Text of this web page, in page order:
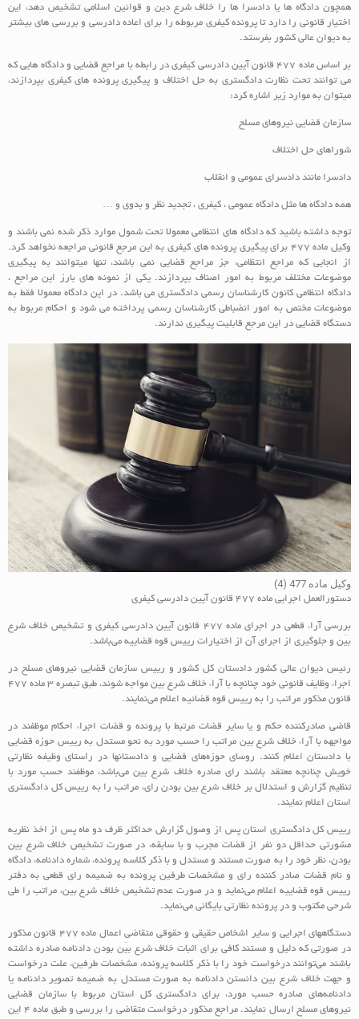
همچون دادگاه ها یا دادسرا ها را خلاف شرع دین و قوانین اسلامی تشخیص دهد، این
اختیار قانونی را دارد تا پرونده کیفری مربوطه را برای اعاده دادرسی و بررسی های بیشتر
به دیوان عالی کشور بفرستد.
بر اساس ماده 477 قانون آیین دادرسی کیفری در رابطه با مراجع قضایی و دادگاه هایی که
می توانند تحت نظارت دادگستری به حل اختلاف و پیگیری پرونده های کیفری بپردازند،
میتوان به موارد زیر اشاره کرد:
سازمان قضایی نیروهای مسلح
شوراهای حل اختلاف
دادسرا مانند دادسرای عمومی و انقلاب
همه دادگاه ها مثل دادگاه عمومی ، کیفری ، تجدید نظر و بدوی و …
توجه داشته باشید که دادگاه های انتظامی معمولا تحت شمول موارد ذکر شده نمی باشند و
وکیل ماده 477 برای پیگیری پرونده های کیفری به این مرجع قانونی مراجعه نخواهد کرد.
از انجایی که مراجع انتظامی، جز مراجع قضایی نمی باشند، تنها میتوانند به پیگیری
موضوعات مختلف مربوط به امور اصناف بپردازند. یکی از نمونه های بارز این مراجع ،
دادگاه انتظامی کانون کارشناسان رسمی دادگستری می باشد. در این دادگاه معمولا فقط به
موضوعات مختص به امور انضباطی کارشناسان رسمی پرداخته می شود و احکام مربوط به
دستگاه قضایی در این مرجع قابلیت پیگیری ندارند.
وکیل ماده 477 (4)
دستورالعمل اجرایی ماده ۴۷۷ قانون آیین دادرسی کیفری
بررسی آراء قطعی در اجرای ماده ۴۷۷ قانون آیین دادرسی کیفری و تشخیص خلاف شرع
بیّن و جلوگیری از اجرای آن از اختیارات رییس قوه قضاییه می‌باشد.
رئیس دیوان عالی کشور دادستان کل کشور و رییس سازمان قضایی نیروهای مسلح در
اجراء وظایف قانونی خود چنانچه با آراء خلاف شرع بین مواجه شوند، طبق تبصره ۳ ماده ۴۷۷
قانون مذکور مراتب را به رییس قوه قضائیه اعلام‌‌‌ می‌نمایند.
قاضی صادرکننده حکم و یا سایر قضات مرتبط با پرونده و قضات اجراء احکام موظفند در
مواجهه با آراء خلاف شرع بین مراتب را حسب مورد به نحو مستدل به رییس حوزه قضایی
با دادستان اعلام کنند. روسای حوزه‌‌‌‌های فضایی و دادستانها در راستای وظیفه نظارتی
خویش چنانچه معتقد باشند رای صادره خلاف شرع بین‌‌‌ می‌باشد، موظفند حسب مورد با
تنظیم گزارش و استدلال بر خلاف شرع بین بودن رای، مراتب را به رییس کل دادگستری
استان اعلام نمایند.
رییس کل دادگستری استان پس از وصول گزارش حداکثر ظرف دو ماه پس از اخذ نظریه
مشورتی حداقل دو نفر از قضات مجرب و با سابقه، در صورت تشخیص خلاف شرع بین
بودن، نظر خود را به صورت مستند و مستدل و با ذکر کلاسه پرونده، شماره دادنامه، دادگاه
و نام قضات صادر کننده رای و مشخصات طرفین پرونده به ضمیمه رای قطعی به دفتر
رییس قوه قضاییه اعلام‌‌‌ می‌نماید و در صورت عدم تشخیص خلاف شرع بین، مراتب را طی
شرحی مکتوب و در پرونده نظارتی بایگانی‌‌‌ می‌نماید‌‌‌‌.
دستگاههای اجرایی و سایر اشخاص حقیقی و حقوقی متقاضی اعمال ماده ۴۷۷ قانون مذکور
در صورتی که دلیل و مستند کافی برای اثبات خلاف شرع بیّن بودن دادنامه صادره داشته
باشند‌‌‌ می‌توانند درخواست خود را با ذکر کلاسه پرونده‌‌‌‌، مشخصات طرفین‌‌‌‌، علت درخواست
و جهت خلاف شرع بین دانستن دادنامه به صورت مستدل به ضمیمه تصویر دادنامه یا
دادنامه‌‌‌‌های صادره حسب مورد، برای دادگستری کل استان مربوط با سازمان قضایی
نیروهای مسلح ارسال نمایند. مراجع مذکور درخواست متقاضی را بررسی و طبق ماده ۴ این